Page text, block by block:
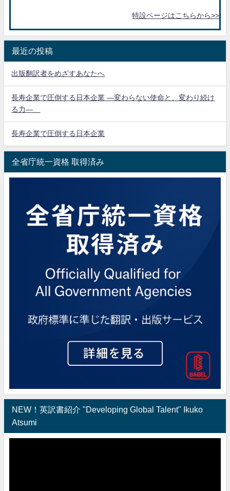
特設ページはこちらから>>
最近の投稿
出版翻訳者をめざすあなたへ
長寿企業で圧倒する日本企業 ―変わらない使命と、変わり続け
る力―
長寿企業で圧倒する日本企業
全省庁統一資格 取得済み
NEW！英訳書紹介 "Developing Global Talent" Ikuko
Atsumi